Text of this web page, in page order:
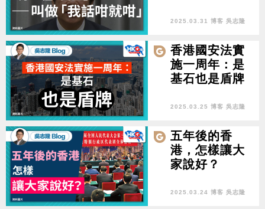
2025.03.31 博客 吳志隆
香港國安法實
施一周年：是
基石也是盾牌
2025.03.25 博客 吳志隆
五年後的香
港，怎樣讓大
家說好？
2025.03.24 博客 吳志隆